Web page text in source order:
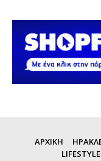
ΑΡΧΙΚΗ
LIFESTYLE